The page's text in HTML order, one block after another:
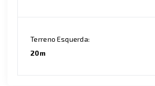
Terreno Esquerda:
20m